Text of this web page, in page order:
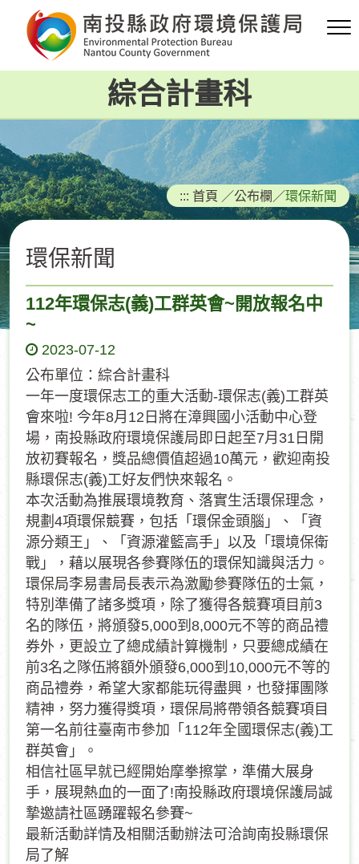
要
容
區
塊
綜合計畫科
::: 首頁 ／公布欄 ／環保新聞
環保新聞
112年環保志(義)工群英會~開放報名中
~
2023-07-12
公布單位：綜合計畫科
一年一度環保志工的重大活動-環保志(義)工群英
會來啦! 今年8月12日將在漳興國小活動中心登
場，南投縣政府環境保護局即日起至7月31日開
放初賽報名，獎品總價值超過10萬元，歡迎南投
縣環保志(義)工好友們快來報名。
本次活動為推展環境教育、落實生活環保理念，
規劃4項環保競賽，包括「環保金頭腦」、「資
源分類王」、「資源灌籃高手」以及「環境保衛
戰」，藉以展現各參賽隊伍的環保知識與活力。
環保局李易書局長表示為激勵參賽隊伍的士氣，
特別準備了諸多獎項，除了獲得各競賽項目前3
名的隊伍，將頒發5,000到8,000元不等的商品禮
券外，更設立了總成績計算機制，只要總成績在
前3名之隊伍將額外頒發6,000到10,000元不等的
商品禮券，希望大家都能玩得盡興，也發揮團隊
精神，努力獲得獎項，環保局將帶領各競賽項目
第一名前往臺南市參加「112年全國環保志(義)工
群英會」。
相信社區早就已經開始摩拳擦掌，準備大展身
手，展現熱血的一面了!南投縣政府環境保護局誠
摯邀請社區踴躍報名參賽~
最新活動詳情及相關活動辦法可洽詢南投縣環保
局了解